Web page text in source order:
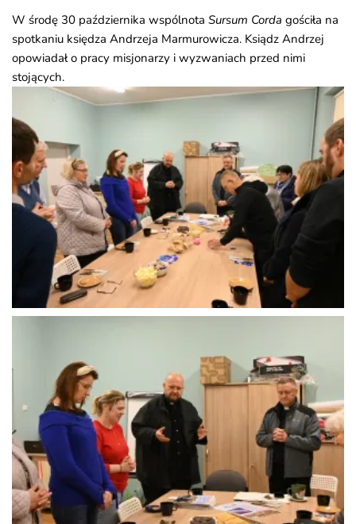
W środę 30 października wspólnota Sursum Corda gościła na
spotkaniu księdza Andrzeja Marmurowicza. Ksiądz Andrzej
opowiadał o pracy misjonarzy i wyzwaniach przed nimi
stojących.